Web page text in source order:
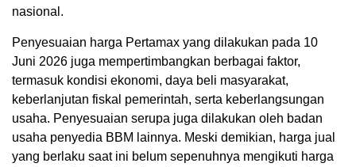
nasional.
Penyesuaian harga Pertamax yang dilakukan pada 10
Juni 2026 juga mempertimbangkan berbagai faktor,
termasuk kondisi ekonomi, daya beli masyarakat,
keberlanjutan fiskal pemerintah, serta keberlangsungan
usaha. Penyesuaian serupa juga dilakukan oleh badan
usaha penyedia BBM lainnya. Meski demikian, harga jual
yang berlaku saat ini belum sepenuhnya mengikuti harga